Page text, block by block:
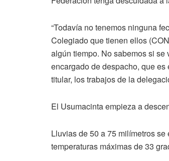
“Todavía no tenemos ninguna
Colegiado que tienen ellos
algún tiempo. No sabemos si
encargado de despacho, que
titular, los trabajos de la
El Usumacinta empieza a
Lluvias de 50 a 75 milímetros
temperaturas máximas de 33